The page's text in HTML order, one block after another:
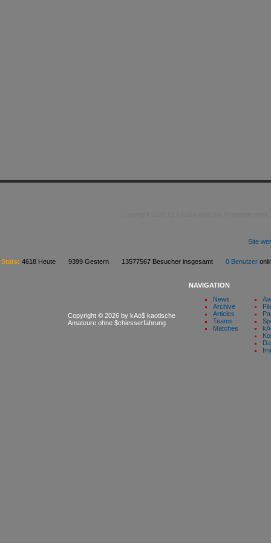
Site
Stats: 4618 Heute 9399 Gestern 13577567 Besucher insgesamt 0 Benutzer
Copyright © 2026 by kAo$ kaotische
Amateure ohne $chiesserfahrung
NAVIGATION
News
Archive
Articles
Teams
Matches